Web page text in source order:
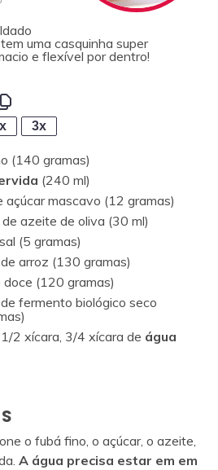
uma casquinha super
e flexível por dentro!
3x
(140 gramas)
(240 ml)
açúcar mascavo (12 gramas)
azeite de oliva (30 ml)
(5 gramas)
arroz (130 gramas)
doce (120 gramas)
fermento biológico seco
1/2 xícara, 3/4 xícara de água
o fubá fino, o açúcar, o azeite,
A água precisa estar em em